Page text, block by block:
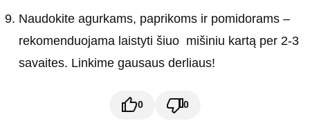
Naudokite agurkams, paprikoms ir pomidorams –
rekomenduojama laistyti šiuo mišiniu kartą per 2-3
savaites. Linkime gausaus derliaus!
0 0